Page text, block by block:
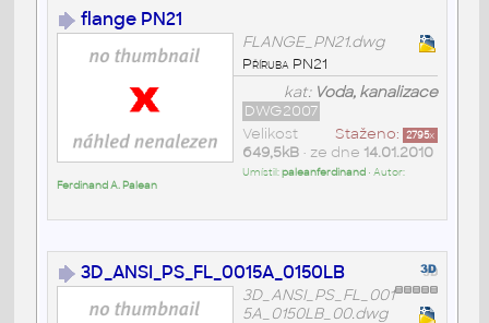
flange PN21
FLANGE_PN21.dwg
Příruba PN21
kat: Voda, kanalizace
DWG2007
Staženo: 2795x
Velikost
649,5kB• ze dne 14.01.2010
Umístil:paleanferdinand • Autor:
Ferdinand A. Palean
3D_ANSI_PS_FL_0015A_0150LB
3D_ANSI_PS_FL_001
5A_0150LB_00.dwg